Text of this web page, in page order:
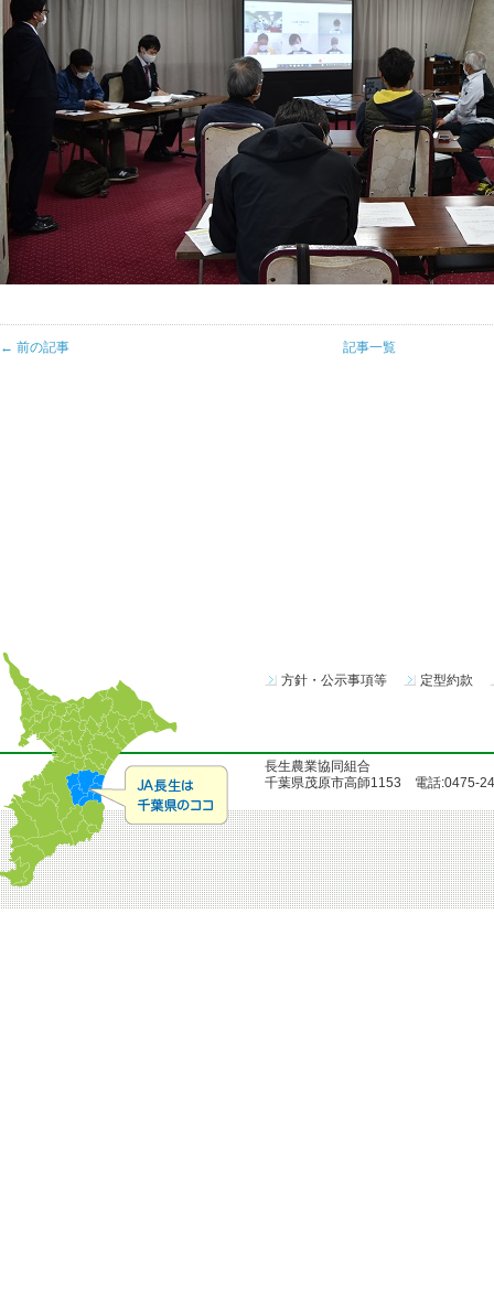
← 前の記事 記事一覧
方針・公示事項等 定型約款
長生農業協同組合
千葉県茂原市高師1153 電話:0475-